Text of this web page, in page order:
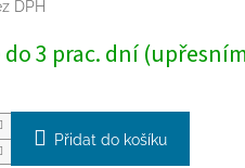
DPH
3 prac. dní
Přidat do košíku